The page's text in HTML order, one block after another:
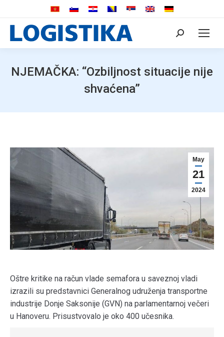
Search:
NJEMAČKA: “Ozbiljnost situacije nije
shvaćena”
May
21
2024
Oštre kritike na račun vlade semafora u saveznoj vladi
izrazili su predstavnici Generalnog udruženja transportne
industrije Donje Saksonije (GVN) na parlamentarnoj večeri
u Hanoveru. Prisustvovalo je oko 400 učesnika.